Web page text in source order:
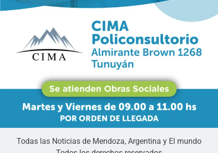
Todas las Noticias de Mendoza, Argentina y El mundo